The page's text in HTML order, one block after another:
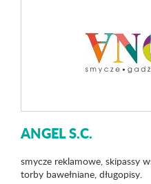
ANGEL S.C.
smycze reklamowe, skipassy
torby bawełniane, długopisy.